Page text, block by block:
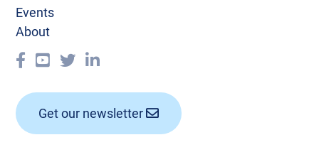
Events
About
Get our newsletter